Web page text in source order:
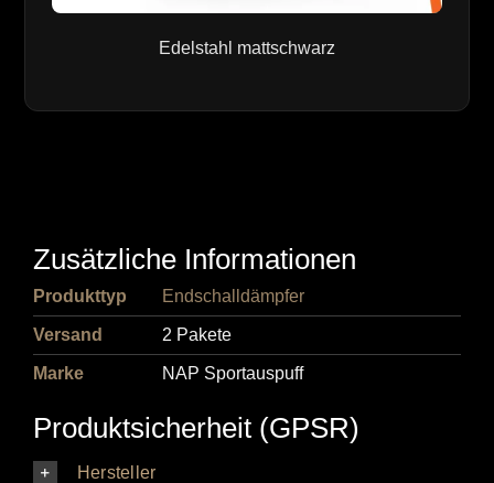
Edelstahl mattschwarz
Zusätzliche Informationen
Produkttyp Endschalldämpfer
Versand 2 Pakete
Marke NAP Sportauspuff
Produktsicherheit (GPSR)
Hersteller